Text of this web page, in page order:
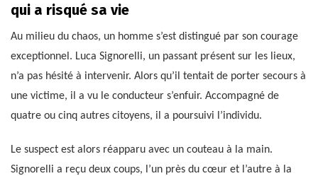
qui a risqué sa vie
Au milieu du chaos, un homme s’est distingué par son courage
exceptionnel. Luca Signorelli, un passant présent sur les lieux,
n’a pas hésité à intervenir. Alors qu’il tentait de porter secours à
une victime, il a vu le conducteur s’enfuir. Accompagné de
quatre ou cinq autres citoyens, il a poursuivi l’individu.
Le suspect est alors réapparu avec un couteau à la main.
Signorelli a reçu deux coups, l’un près du cœur et l’autre à la